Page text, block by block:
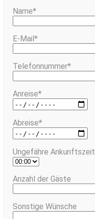
Name*
E-Mail*
Telefonnummer*
Anreise*
Abreise*
Ungefähre Ankunftszeit
Anzahl der Gäste
Sonstige Wünsche